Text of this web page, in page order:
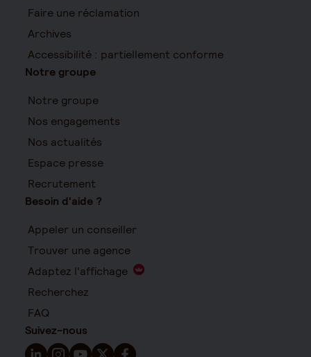
Faire une réclamation
Archives
Accessibilité : partiellement conforme
Notre groupe
Notre groupe
Nos engagements
Nos actualités
Espace presse
Recrutement
Besoin d'aide ?
Appeler un conseiller
Trouver une agence
Adaptez l'affichage
Recherchez
FAQ
Suivez-nous
Suivez-nous sur LinkedIn - Nouvelle fenêtre
Suivez-nous sur Instagram - Nouvelle fenêtre
Suivez-nous sur YouTube - Nouvelle fenêtre
Suivez-nous sur X - Nouvelle fenêtre
Suivez-nous sur Facebook - Nouvelle